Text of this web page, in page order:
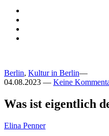
Berlin, Kultur in Berlin—
04.08.2023 — Keine
Was ist eigentlich
Elina Penner